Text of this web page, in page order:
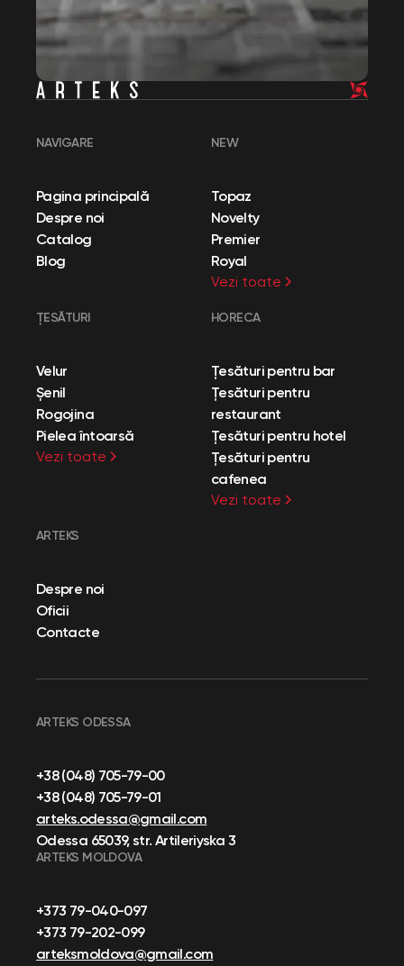
NAVIGARE
Pagina principală
Despre noi
Catalog
Blog
NEW
Topaz
Novelty
Premier
Royal
Vezi toate
ȚESĂTURI
Velur
Șenil
Rogojina
Pielea întoarsă
Vezi toate
HORECA
Țesături pentru bar
Țesături pentru
restaurant
Țesături pentru hotel
Țesături pentru
cafenea
Vezi toate
ARTEKS
Despre noi
Oficii
Contacte
ARTEKS ODESSA
+38 (048) 705-79-00
+38 (048) 705-79-01
arteks.odessa@gmail.com
Odessa 65039, str. Artileriyska 3
ARTEKS MOLDOVA
+373 79-040-097
+373 79-202-099
arteksmoldova@gmail.com